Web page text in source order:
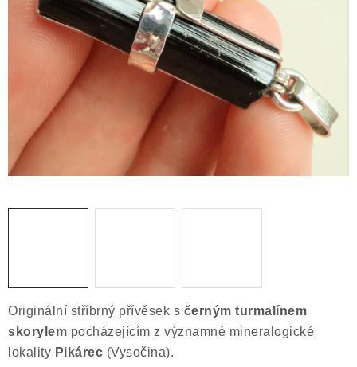
ČLÁNKY
NÁŠ PŘÍBĚH
VIDEOGALERIE
Výkup minerálů a drahých kamenů
Formulář pro uplatnění reklamace
Originální stříbrný přívěsek s černým turmalínem
skorylem pocházejícím z významné mineralogické
lokality Pikárec (Vysočina).